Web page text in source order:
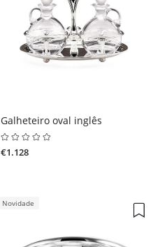
Galheteiro oval inglês
€1.128
Novidade